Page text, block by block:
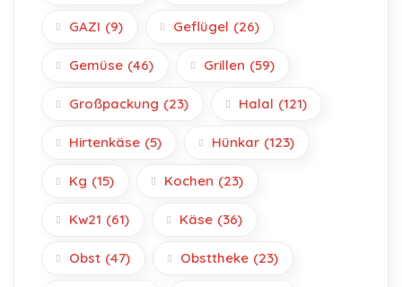
GAZI (9) Geflügel (26)
Gemüse (46) Grillen (59)
Großpackung (23) Halal (121)
Hirtenkäse (5) Hünkar (123)
Kg (15) Kochen (23)
Kw21 (61) Käse (36)
Obst (47) Obsttheke (23)